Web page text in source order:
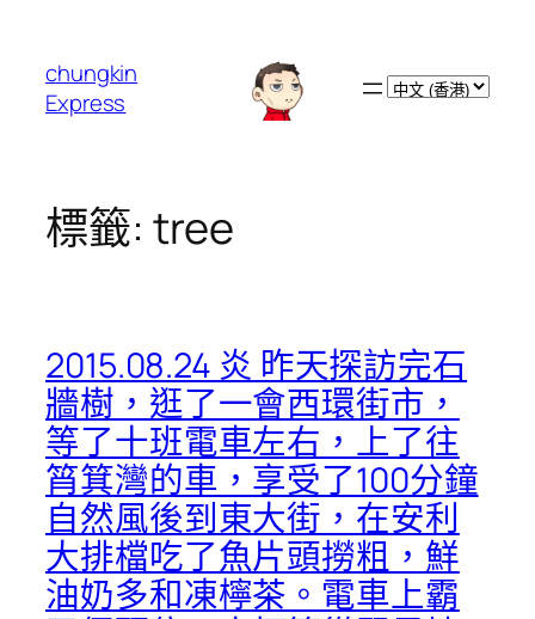
chungkin
Express
Choose
標籤: tree
2015.08.24 炎 昨天探訪完石
牆樹，逛了一會西環街市，
等了十班電車左右，上了往
筲箕灣的車，享受了100分鐘
自然風後到東大街，在安利
大排檔吃了魚片頭撈粗，鮮
油奶多和凍檸茶。電車上霸